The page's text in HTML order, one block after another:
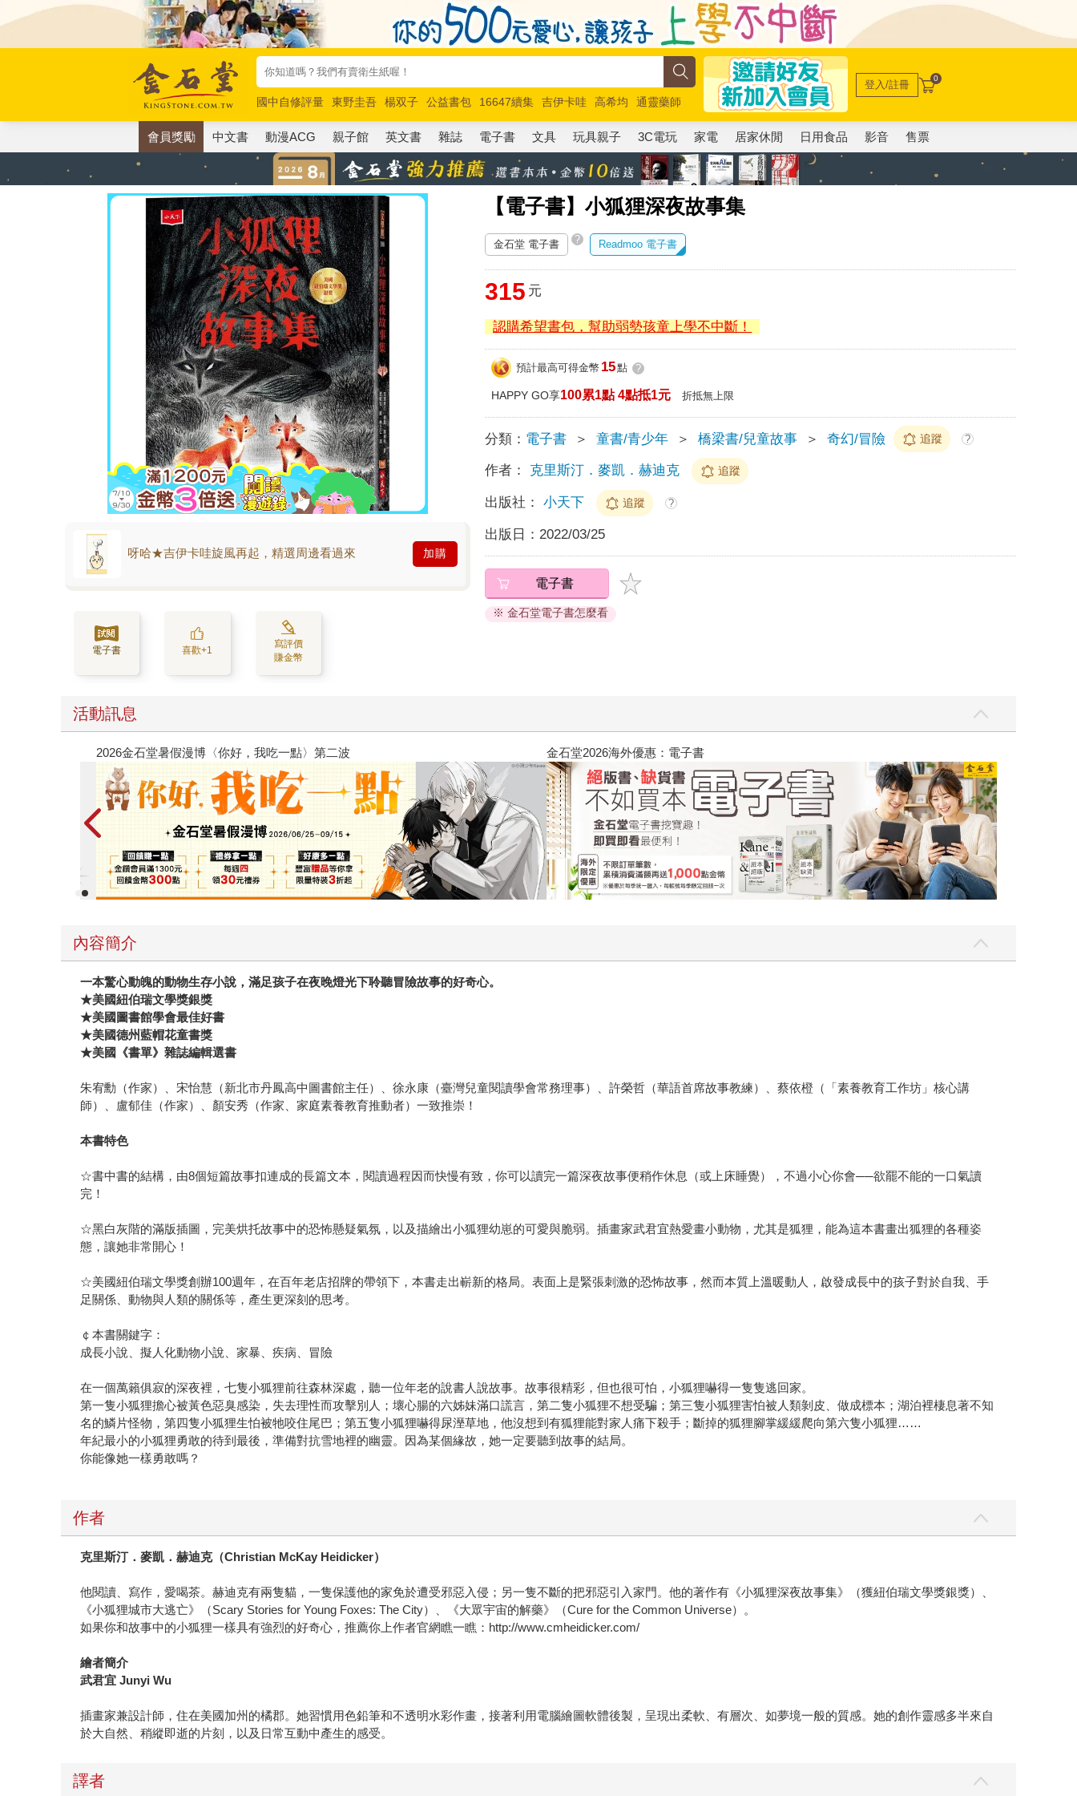
國中自修評量 東野圭吾 楊双子 公益書包 16647續集 吉伊卡哇 高希均
通靈藥師
唯紅花綻放
奧德賽 路邊攤新作 馬斯克 玩具總動員5 超慢跑
登入/註冊 0
會員獎勵 中文書 動漫ACG 親子館 英文書 雜誌 電子書 文具 玩具親子 3C電玩 家電 居家休閒 日用食品 影音 售票
【電子書】小狐狸深夜故事集
呀哈★吉伊卡哇旋風再起，精選周邊看過來 加購
電子書 喜歡+1
寫評價
賺金幣
金石堂 電子書 ? Readmoo 電子書
315 元
認購希望書包，幫助弱勢孩童上學不中斷！
預計最高可得金幣 15點 ?
HAPPY GO享100累1點 4點抵1元 折抵無上限
分類： 電子書 ＞ 童書/青少年 ＞ 橋梁書/兒童故事 ＞ 奇幻/冒險 追蹤 ?
作者： 克里斯汀．麥凱．赫迪克 追蹤
出版社： 小天下 追蹤 ?
出版日： 2022/03/25
電子書
※ 金石堂電子書怎麼看
活動訊息
春光ｘ奇幻基地｜全書系展 2026金石堂暑假漫博〈你好，我吃一點〉第二波
內容簡介
一本驚心動魄的動物生存小說，滿足孩子在夜晚燈光下聆聽冒險故事的好奇心。
★美國紐伯瑞文學獎銀獎
★美國圖書館學會最佳好書
★美國德州藍帽花童書獎
★美國《書單》雜誌編輯選書
朱宥勳（作家）、宋怡慧（新北市丹鳳高中圖書館主任）、徐永康（臺灣兒童閱讀學會常務理事）、許榮哲（華語首席故事教練）、蔡依橙（「素養教育工作坊」核心講
師）、盧郁佳（作家）、顏安秀（作家、家庭素養教育推動者）一致推崇！
本書特色
☆書中書的結構，由8個短篇故事扣連成的長篇文本，閱讀過程因而快慢有致，你可以讀完一篇深夜故事便稍作休息（或上床睡覺），不過小心你會──欲罷不能的一口氣讀
完！
☆黑白灰階的滿版插圖，完美烘托故事中的恐怖懸疑氣氛，以及描繪出小狐狸幼崽的可愛與脆弱。插畫家武君宜熱愛畫小動物，尤其是狐狸，能為這本書畫出狐狸的各種姿
態，讓她非常開心！
☆美國紐伯瑞文學獎創辦100週年，在百年老店招牌的帶領下，本書走出嶄新的格局。表面上是緊張刺激的恐怖故事，然而本質上溫暖動人，啟發成長中的孩子對於自我、手
足關係、動物與人類的關係等，產生更深刻的思考。
￠本書關鍵字：
成長小說、擬人化動物小說、家暴、疾病、冒險
在一個萬籟俱寂的深夜裡，七隻小狐狸前往森林深處，聽一位年老的說書人說故事。故事很精彩，但也很可怕，小狐狸嚇得一隻隻逃回家。
第一隻小狐狸擔心被黃色惡臭感染，失去理性而攻擊別人；壞心腸的六姊妹滿口謊言，第二隻小狐狸不想受騙；第三隻小狐狸害怕被人類剝皮、做成標本；湖泊裡棲息著不知
名的鱗片怪物，第四隻小狐狸生怕被牠咬住尾巴；第五隻小狐狸嚇得尿溼草地，他沒想到有狐狸能對家人痛下殺手；斷掉的狐狸腳掌緩緩爬向第六隻小狐狸……
年紀最小的小狐狸勇敢的待到最後，準備對抗雪地裡的幽靈。因為某個緣故，她一定要聽到故事的結局。
你能像她一樣勇敢嗎？
作者
克里斯汀．麥凱．赫迪克（Christian McKay Heidicker）
他閱讀、寫作，愛喝茶。赫迪克有兩隻貓，一隻保護他的家免於遭受邪惡入侵；另一隻不斷的把邪惡引入家門。他的著作有《小狐狸深夜故事集》（獲紐伯瑞文學獎銀獎）、
《小狐狸城市大逃亡》（Scary Stories for Young Foxes: The City）、《大眾宇宙的解藥》（Cure for the Common Universe）。
如果你和故事中的小狐狸一樣具有強烈的好奇心，推薦你上作者官網瞧一瞧：http://www.cmheidicker.com/
繪者簡介
武君宜 Junyi Wu
插畫家兼設計師，住在美國加州的橘郡。她習慣用色鉛筆和不透明水彩作畫，接著利用電腦繪圖軟體後製，呈現出柔軟、有層次、如夢境一般的質感。她的創作靈感多半來自
於大自然、稍縱即逝的片刻，以及日常互動中產生的感受。
譯者